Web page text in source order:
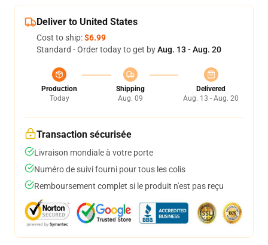
Deliver to United States
Cost to ship:$6.99
Standard - Order today to get byAug. 13 - Aug. 20
Production
Today
Shipping
Aug. 09
Delivered
Aug. 13 - Aug. 20
Transaction sécurisée
Livraison mondiale à votre porte
Numéro de suivi fourni pour tous les colis
Remboursement complet si le produit n'est pas reçu